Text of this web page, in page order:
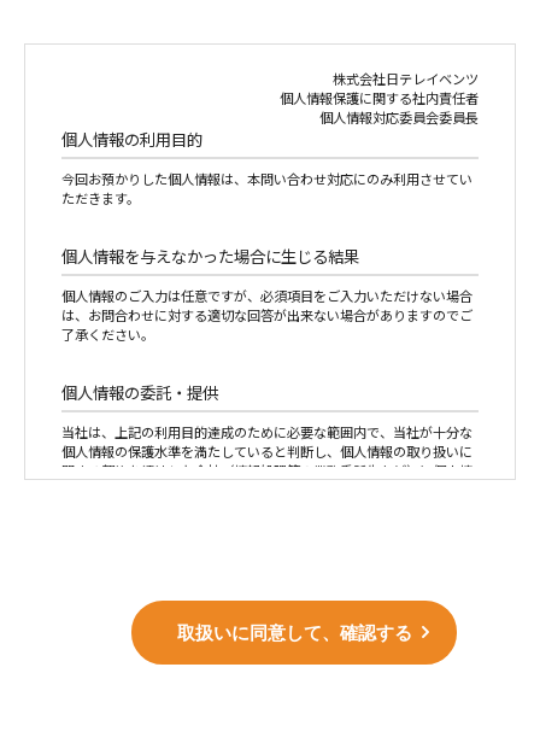
株式会社日テレイベンツ
個人情報保護に関する社内責任者
個人情報対応委員会委員長
個人情報の利用目的
今回お預かりした個人情報は、本問い合わせ対応にのみ利用させてい
ただきます。
個人情報を与えなかった場合に生じる結果
個人情報のご入力は任意ですが、必須項目をご入力いただけない場合
は、お問合わせに対する適切な回答が出来ない場合がありますのでご
了承ください。
個人情報の委託・提供
当社は、上記の利用目的達成のために必要な範囲内で、当社が十分な
個人情報の保護水準を満たしていると判断し、個人情報の取り扱いに
関する契約を締結した会社（情報処理等の業務委託先など）に個人情
当社は、ご本人様が容易に認識できない方法（CookieやWebビーコン
等）で個人情報を取得することは一切致しません。
取扱いに同意して、確認する